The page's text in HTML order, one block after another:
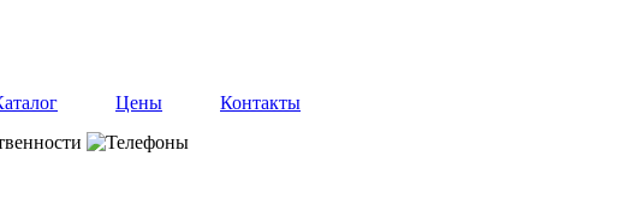
Цены Контакты